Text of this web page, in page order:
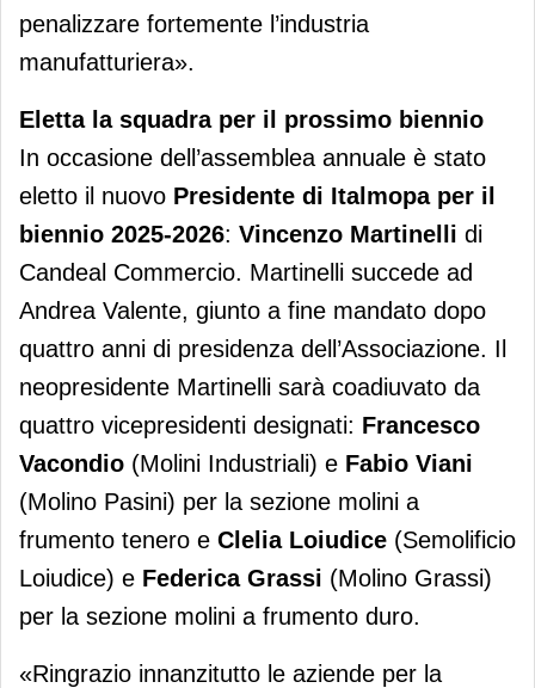
penalizzare fortemente l’industria
manufatturiera».
Eletta la squadra per il prossimo biennio
In occasione dell’assemblea annuale è stato
eletto il nuovo Presidente di Italmopa per il
biennio 2025-2026: Vincenzo Martinelli di
Candeal Commercio. Martinelli succede ad
Andrea Valente, giunto a fine mandato dopo
quattro anni di presidenza dell’Associazione. Il
neopresidente Martinelli sarà coadiuvato da
quattro vicepresidenti designati: Francesco
Vacondio (Molini Industriali) e Fabio Viani
(Molino Pasini) per la sezione molini a
frumento tenero e Clelia Loiudice (Semolificio
Loiudice) e Federica Grassi (Molino Grassi)
per la sezione molini a frumento duro.
«Ringrazio innanzitutto le aziende per la